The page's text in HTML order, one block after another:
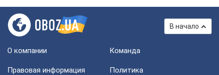
В начало
О компании Команда
Правовая информация
Политика